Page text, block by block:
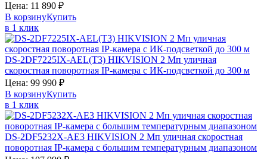
Цена: 11 890 ₽
В корзинуКупить
в 1 клик
DS-2DF7225IX-AEL(T3) HIKVISION 2 Мп уличная
скоростная поворотная IP-камера с ИК-подсветкой до 300 м
Цена: 99 990 ₽
В корзинуКупить
в 1 клик
DS-2DF5232X-AE3 HIKVISION 2 Мп уличная скоростная
поворотная IP-камера с большим температурным диапазоном